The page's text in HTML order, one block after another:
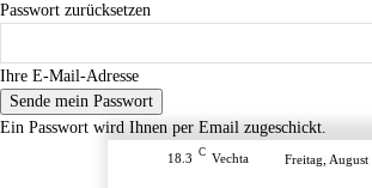
Passwort zurücksetzen
Ihre E-Mail-Adresse
Ein Passwort wird Ihnen per Email zugeschickt.
18.3 C Vechta Freitag,